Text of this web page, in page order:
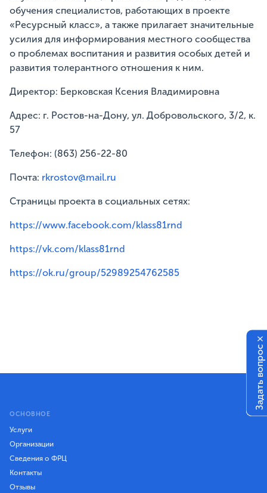
обучения специалистов, работающих в проекте
«Ресурсный класс», а также прилагает значительные
усилия для информирования местного сообщества
о проблемах воспитания и развития особых детей и
развития толерантного отношения к ним.
Директор: Берковская Ксения Владимировна
Адрес: г. Ростов-на-Дону, ул. Добровольского, 3/2, к.
57
Телефон: (863) 256-22-80
Почта: rkrostov@mail.ru
Страницы проекта в социальных сетях:
https://www.facebook.com/klass81rnd
https://vk.com/klass81rnd
https://ok.ru/group/52989254762585
ОСНОВНОЕ
Услуги
Организации
Сведения о ФРЦ
Контакты
Отзывы
Задать вопрос
×